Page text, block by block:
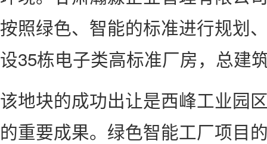
按照绿色、智能的标准进行规划
设35栋电子类高标准厂房，总建
该地块的成功出让是西峰工业园
的重要成果。绿色智能工厂项目